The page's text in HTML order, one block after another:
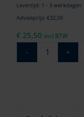
Levertijd: 1 - 3 werkdagen
Adviesprijs: €32,59
€ 25,50 incl BTW